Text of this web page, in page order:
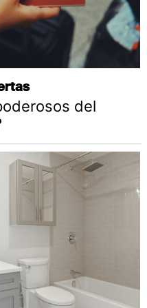
del